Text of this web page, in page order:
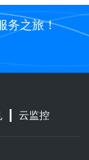
务之旅！
云监控